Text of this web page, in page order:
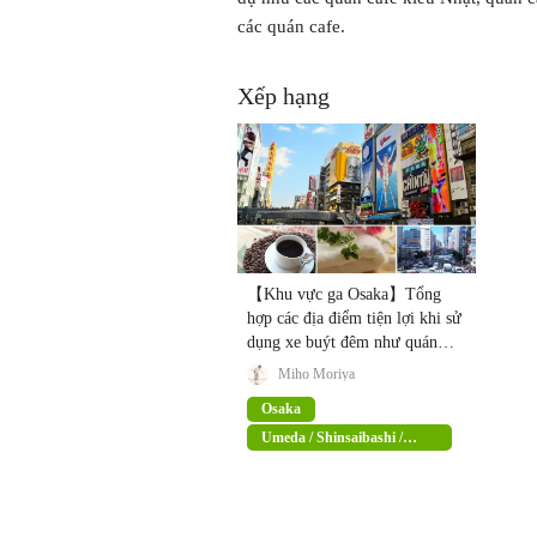
các quán cafe.
Xếp hạng
【Khu vực ga Osaka】Tổng
hợp các địa điểm tiện lợi khi sử
dụng xe buýt đêm như quán
internet cafe, sauna hay spa
Miho Moriya
Osaka
Umeda / Shinsaibashi /
Namba